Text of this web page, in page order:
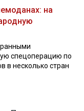
на
спецоперацию по
в несколько стран